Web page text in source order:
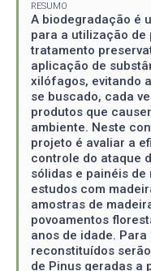
RESUMO
A biodegradação é
para a utilização de
tratamento
aplicação de
xilófagos, evitando
se buscado, cada
produtos que
ambiente. Neste
projeto é avaliar a
controle do ataque
sólidas e painéis
estudos com
amostras de
povoamentos
anos de idade.
reconstituídos
de Pinus geradas a